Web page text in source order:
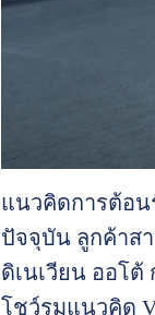
แนวคิดการต้อน
ปัจจุบัน ลูกค้าส
ดิเนเวียน ออโต้
โชว์รูมแนวคิด